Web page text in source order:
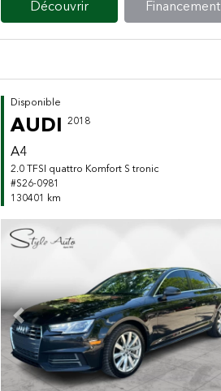
Découvrir Financement
Disponible
AUDI 2018
A4
2.0 TFSI quattro Komfort S tronic
#S26-0981
130401 km
Previous